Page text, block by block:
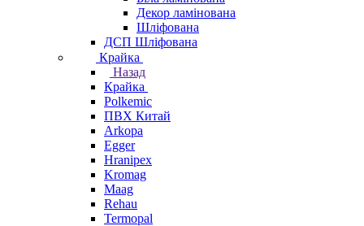
Декор ламінована
Шліфована
ДСП Шліфована
Крайка
Назад
Крайка
Polkemic
ПВХ Китай
Arkopa
Egger
Hranipex
Kromag
Maag
Rehau
Termopal